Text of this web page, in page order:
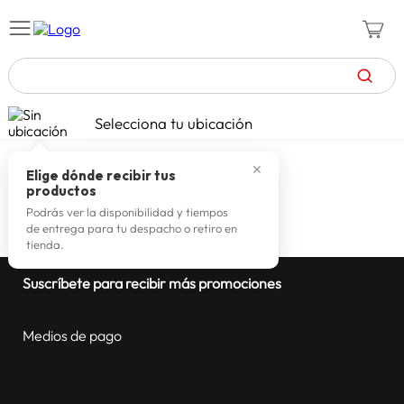
TÉRMINOS MÁS BUSCADOS
1. zapatillas mujer
2. celulares
3. zapatillas hombre
4. moda
5. zapatillas
7. terrex
Selecciona tu ubicación
✕
Elige dónde recibir tus
productos
Podrás ver la disponibilidad y tiempos
de entrega para tu despacho o retiro en
tienda.
Suscríbete para recibir más promociones
Medios de pago